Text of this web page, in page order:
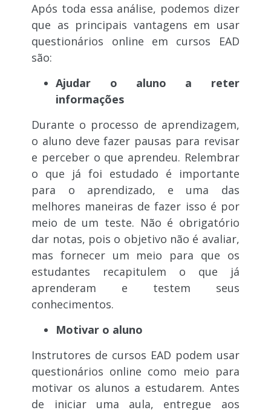
Após toda essa análise, podemos dizer
que as principais vantagens em usar
questionários online em cursos EAD
são:
Ajudar o aluno a reter
informações
Durante o processo de aprendizagem,
o aluno deve fazer pausas para revisar
e perceber o que aprendeu. Relembrar
o que já foi estudado é importante
para o aprendizado, e uma das
melhores maneiras de fazer isso é por
meio de um teste. Não é obrigatório
dar notas, pois o objetivo não é avaliar,
mas fornecer um meio para que os
estudantes recapitulem o que já
aprenderam e testem seus
conhecimentos.
Motivar o aluno
Instrutores de cursos EAD podem usar
questionários online como meio para
motivar os alunos a estudarem. Antes
de iniciar uma aula, entregue aos